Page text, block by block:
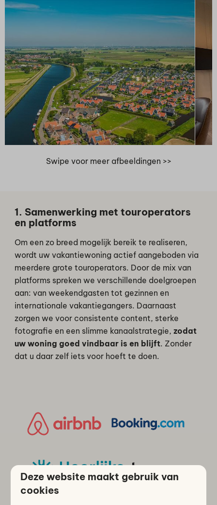
Swipe voor meer afbeeldingen >>
1. Samenwerking met touroperators
en platforms
Om een zo breed mogelijk bereik te realiseren,
wordt uw vakantiewoning actief aangeboden via
meerdere grote touroperators. Door de mix van
platforms spreken we verschillende doelgroepen
aan: van weekendgasten tot gezinnen en
internationale vakantiegangers. Daarnaast
zorgen we voor consistente content, sterke
fotografie en een slimme kanaalstrategie,zodat
uw woning goed vindbaar is en blijft. Zonder
dat u daar zelf iets voor hoeft te doen.
Deze website maakt gebruik van
cookies